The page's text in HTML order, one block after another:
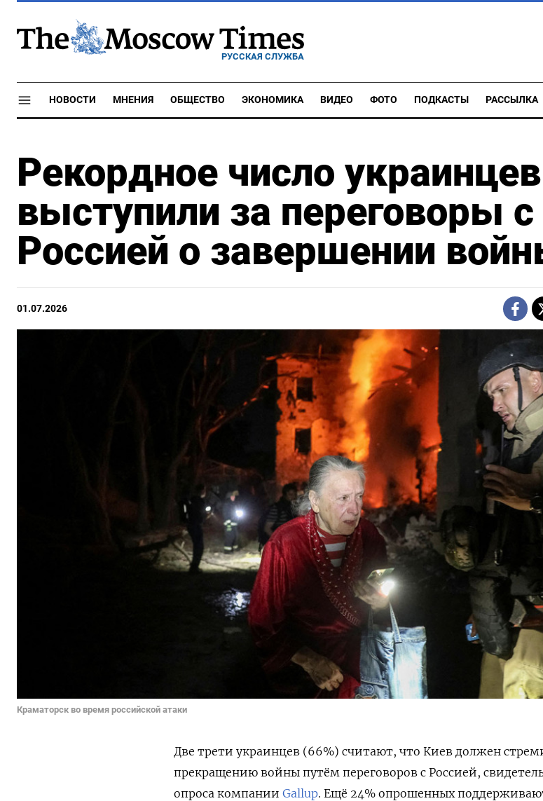
РУССКАЯ СЛУЖБА
НОВОСТИ МНЕНИЯ ОБЩЕСТВО ЭКОНОМИКА ВИДЕО ФОТО ПОДКАСТЫ РАССЫЛКА
Рекордное число украинцев
выступили за переговоры с
Россией о завершении
01.07.2026
Краматорск во время российской атаки
Две трети украинцев (66%) считают, что Киев должен
прекращению войны путём переговоров с Россией,
опроса компании Gallup. Ещё 24% опрошенных